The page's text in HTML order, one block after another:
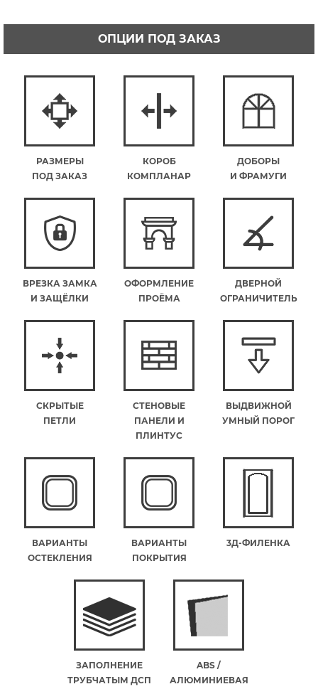
ОПЦИИ ПОД ЗАКАЗ
РАЗМЕРЫ
ПОД ЗАКАЗ
КОРОБ
КОМПЛАНАР
ДОБОРЫ
И ФРАМУГИ
ВРЕЗКА ЗАМКА
И ЗАЩЁЛКИ
ОФОРМЛЕНИЕ
ПРОЁМА
ДВЕРНОЙ
ОГРАНИЧИТЕЛЬ
СКРЫТЫЕ
ПЕТЛИ
СТЕНОВЫЕ
ПАНЕЛИ И
ПЛИНТУС
ВЫДВИЖНОЙ
УМНЫЙ ПОРОГ
ВАРИАНТЫ
ОСТЕКЛЕНИЯ
ВАРИАНТЫ
ПОКРЫТИЯ
3Д-ФИЛЕНКА
ЗАПОЛНЕНИЕ
ТРУБЧАТЫМ ДСП
ABS /
АЛЮМИНИЕВАЯ